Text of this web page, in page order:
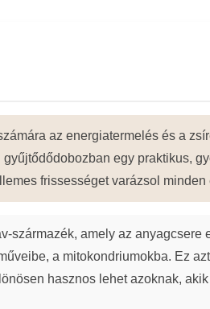
az energiatermelés és a
egy praktikus,
frissességet varázsol
származék, amely az
a mitokondriumokba. Ez
hasznos lehet azoknak,